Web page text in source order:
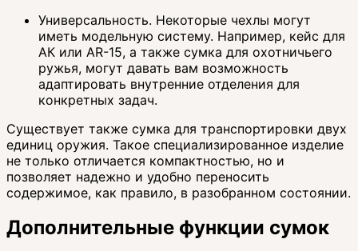
Универсальность. Некоторые чехлы могут
иметь модельную систему. Например, кейс для
АК или AR-15, а также сумка для охотничьего
ружья, могут давать вам возможность
адаптировать внутренние отделения для
конкретных задач.
Существует также сумка для транспортировки двух
единиц оружия. Такое специализированное изделие
не только отличается компактностью, но и
позволяет надежно и удобно переносить
содержимое, как правило, в разобранном состоянии.
Дополнительные функции сумок